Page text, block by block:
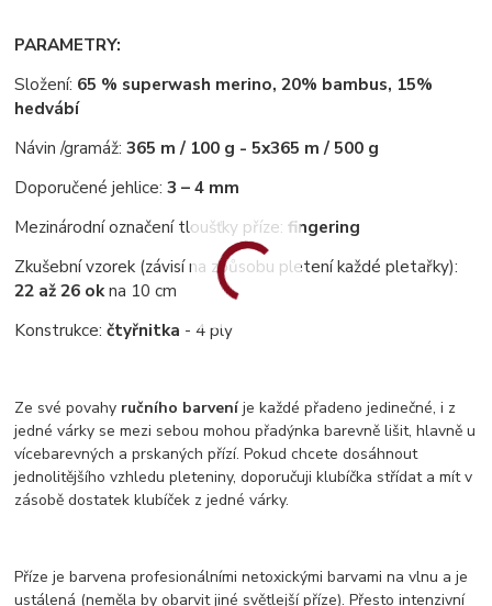
PARAMETRY:
Složení: 65 % superwash merino, 20% bambus, 15%
hedvábí
Návin /gramáž: 365 m / 100 g - 5x365 m / 500 g
Doporučené jehlice:3 – 4 mm
Mezinárodní označení tloušťky příze:fingering
Zkušební vzorek (závisí na způsobu pletení každé pletařky):
22 až 26 okna 10 cm
Konstrukce:čtyřnitka - 4 ply
Ze své povahy ručního barveníje každé přadeno jedinečné, i z
jedné várky se mezi sebou mohou přadýnka barevně lišit, hlavně u
vícebarevných a prskaných přízí. Pokud chcete dosáhnout
jednolitějšího vzhledu pleteniny, doporučuji klubíčka střídat a mít v
zásobě dostatek klubíček z jedné várky.
Příze je barvena profesionálními netoxickými barvami na vlnu a je
ustálená (neměla by obarvit jiné světlejší příze). Přesto intenzivní